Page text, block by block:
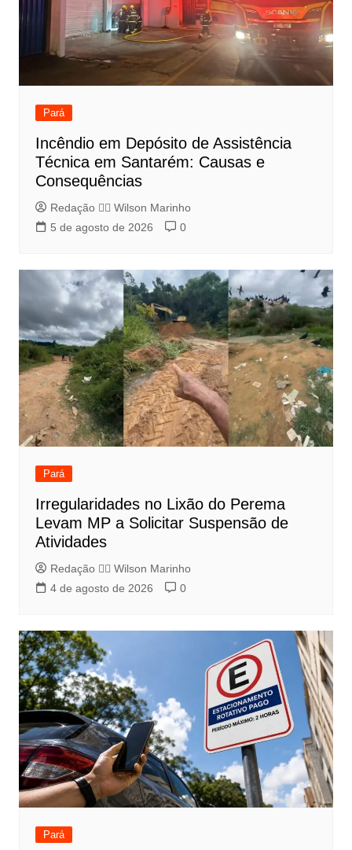
Pará
Incêndio em Depósito de Assistência
Técnica em Santarém: Causas e
Consequências
Redação 👨‍⚖️​ Wilson Marinho
5 de agosto de 2026
0
Pará
Irregularidades no Lixão do Perema
Levam MP a Solicitar Suspensão de
Atividades
Redação 👨‍⚖️​ Wilson Marinho
4 de agosto de 2026
0
Pará